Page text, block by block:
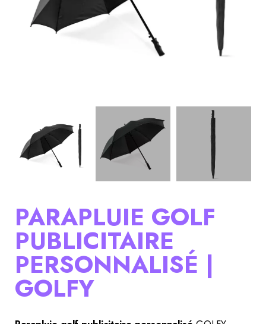
PARAPLUIE GOLF
PUBLICITAIRE
PERSONNALISÉ |
GOLFY